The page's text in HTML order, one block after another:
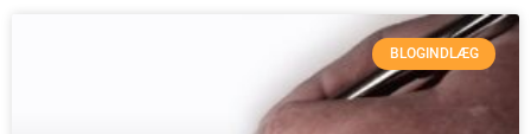
BLOGINDLÆG